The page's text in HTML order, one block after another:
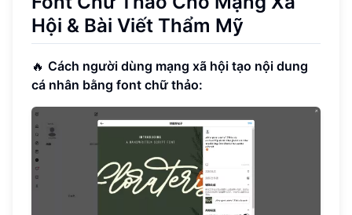
Hội & Bài Viết Thẩm Mỹ
🔥 Cách người dùng mạng xã hội tạo nội dung
cá nhân bằng font chữ thảo: